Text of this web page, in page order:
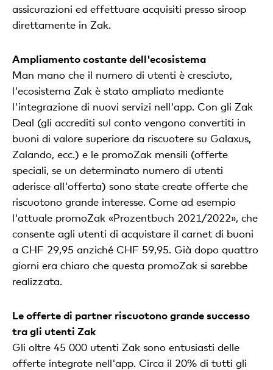
assicurazioni ed effettuare acquisiti presso siroop
direttamente in Zak.
Ampliamento costante dell'ecosistema
Man mano che il numero di utenti è cresciuto,
l'ecosistema Zak è stato ampliato mediante
l'integrazione di nuovi servizi nell'app. Con gli Zak
Deal (gli accrediti sul conto vengono convertiti in
buoni di valore superiore da riscuotere su Galaxus,
Zalando, ecc.) e le promoZak mensili (offerte
speciali, se un determinato numero di utenti
aderisce all'offerta) sono state create offerte che
riscuotono grande interesse. Come ad esempio
l'attuale promoZak «Prozentbuch 2021/2022», che
consente agli utenti di acquistare il carnet di buoni
a CHF 29,95 anziché CHF 59,95. Già dopo quattro
giorni era chiaro che questa promoZak si sarebbe
realizzata.
Le offerte di partner riscuotono grande successo
tra gli utenti Zak
Gli oltre 45 000 utenti Zak sono entusiasti delle
offerte integrate nell'app. Circa il 20% di tutti gli